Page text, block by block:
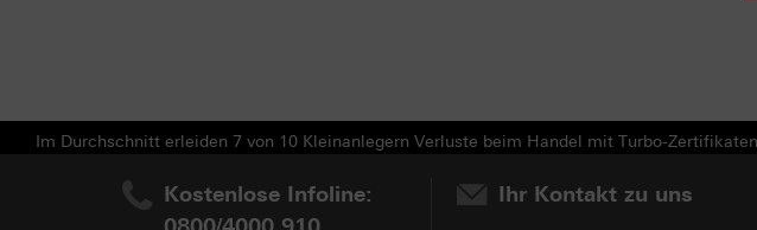
Im Durchschnitt erleiden 7 von 10 Kleinanlegern Verluste beim Handel mit Turbo-
Kostenlose Infoline:
Ihr Kontakt zu uns